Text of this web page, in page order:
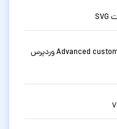
افزونه فارسی مدیریت زمینه دلخواه Advanced custom fields وردپرس